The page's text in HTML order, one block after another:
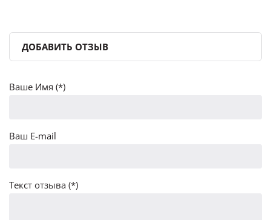
ДОБАВИТЬ ОТЗЫВ
Ваше Имя (*)
Ваш E-mail
Текст отзыва (*)